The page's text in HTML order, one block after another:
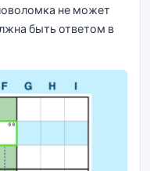
не может
быть ответом в